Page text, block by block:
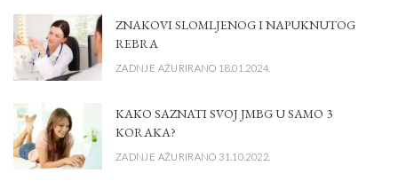
ZNAKOVI SLOMLJENOG I NAPUKNUTOG
REBRA
ZADNJE AŽURIRANO 18.01.2024.
KAKO SAZNATI SVOJ JMBG U SAMO 3
KORAKA?
ZADNJE AŽURIRANO 31.10.2022.